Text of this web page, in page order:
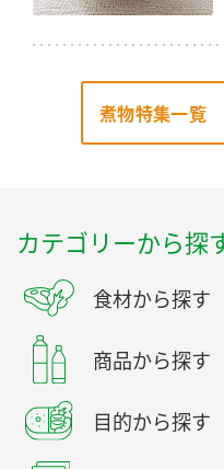
煮物特集一覧
カテゴリーから探
食材から探す
商品から探す
目的から探す